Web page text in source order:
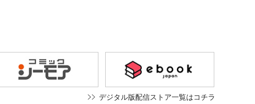
デジタル版配信ストア一覧はコチラ